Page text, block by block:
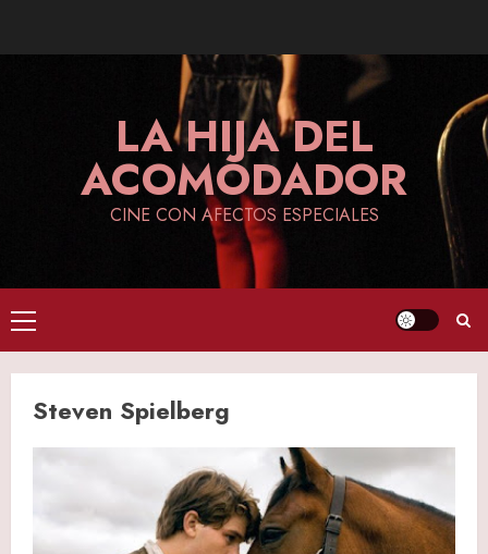
LA HIJA DEL
ACOMODADOR
CINE CON AFECTOS ESPECIALES
Primary
Menu
Steven Spielberg